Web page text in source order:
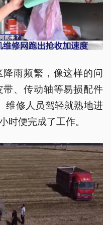
雨频繁，像这样的问
、传动轴等易损配件
维修人员驾轻就熟地进
时便完成了工作。